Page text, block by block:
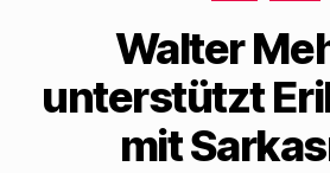
Walter
unterstützt
mit